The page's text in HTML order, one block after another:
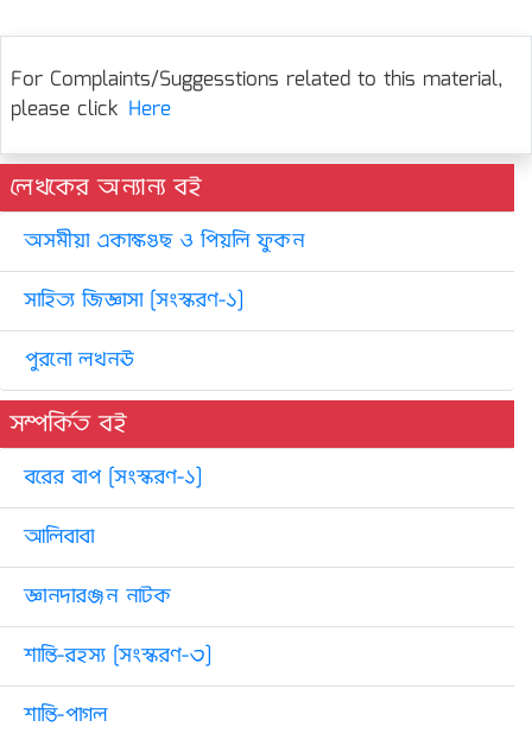
For Complaints/Suggesstions related to this material,
please click Here
লেখকের অন্যান্য বই
অসমীয়া একাঙ্কগুছ ও পিয়লি ফুকন
সাহিত্য জিজ্ঞাসা [সংস্করণ-১]
পুরনো লখনঊ
সম্পর্কিত বই
বরের বাপ [সংস্করণ-১]
আলিবাবা
জ্ঞানদারঞ্জন নাটক
শান্তি-রহস্য [সংস্করণ-৩]
শান্তি-পাগল